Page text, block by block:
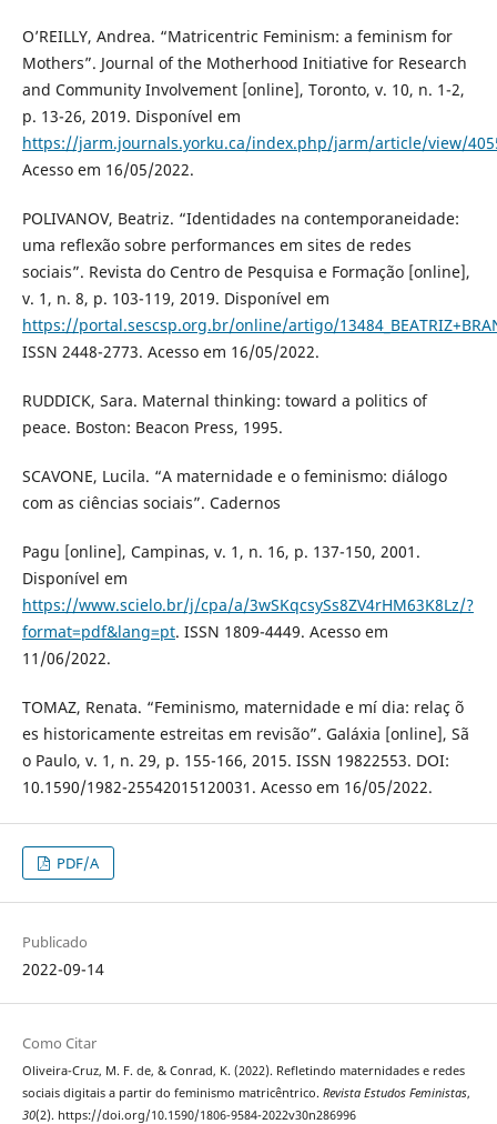
O’REILLY, Andrea. “Matricentric Feminism: a feminism for
Mothers”. Journal of the Motherhood Initiative for Research
and Community Involvement [online], Toronto, v. 10, n. 1-2,
p. 13-26, 2019. Disponível em
https://jarm.journals.yorku.ca/index.php/jarm/article/view/
Acesso em 16/05/2022.
POLIVANOV, Beatriz. “Identidades na contemporaneidade:
uma reflexão sobre performances em sites de redes
sociais”. Revista do Centro de Pesquisa e Formação [online],
v. 1, n. 8, p. 103-119, 2019. Disponível em
https://portal.sescsp.org.br/online/artigo/
ISSN 2448-2773. Acesso em 16/05/2022.
RUDDICK, Sara. Maternal thinking: toward a politics of
peace. Boston: Beacon Press, 1995.
SCAVONE, Lucila. “A maternidade e o feminismo: diálogo
com as ciências sociais”. Cadernos
Pagu [online], Campinas, v. 1, n. 16, p. 137-150, 2001.
Disponível em
https://www.scielo.br/j/cpa/a/3wSKqcsySs8ZV4rHM63K8Lz/?
format=pdf&lang=pt. ISSN 1809-4449. Acesso em
11/06/2022.
TOMAZ, Renata. “Feminismo, maternidade e mí dia: relaç õ
es historicamente estreitas em revisão”. Galáxia [online], Sã
o Paulo, v. 1, n. 29, p. 155-166, 2015. ISSN 19822553. DOI:
10.1590/1982-25542015120031. Acesso em 16/05/2022.
PDF/A
Publicado
2022-09-14
Como Citar
Oliveira-Cruz, M. F. de, & Conrad, K. (2022). Refletindo maternidades e redes
sociais digitais a partir do feminismo matricêntrico. Revista Estudos Feministas,
30(2). https://doi.org/10.1590/1806-9584-2022v30n286996